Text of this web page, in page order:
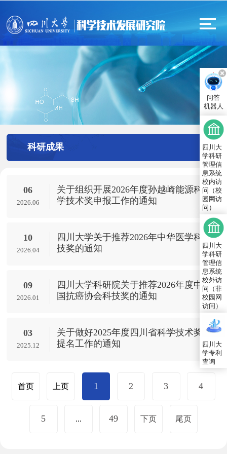
科研成果
06
2026.06
关于组织开展2026年度孙越崎能源科
学技术奖申报工作的通知
10
2026.04
四川大学关于推荐2026年中华医学科
技奖的通知
09
2026.01
四川大学科研院关于推荐2026年度中
国抗癌协会科技奖的通知
03
2025.12
关于做好2025年度四川省科学技术奖
提名工作的通知
首页 上页 1 2 3 4
5 ... 49 下页 尾页
问答
机器人
四川大
学科研
管理信
息系统
校内访
问（校
园网访
问）
四川大
学科研
管理信
息系统
校外访
问（非
校园网
访问）
四川大
学专利
查询